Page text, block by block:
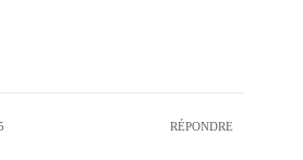
RÉPONDRE